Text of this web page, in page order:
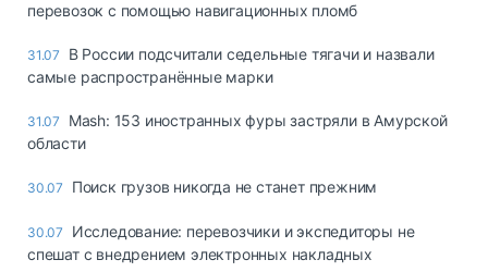
перевозок с помощью навигационных пломб
31.07
В России подсчитали седельные тягачи и назвали
самые распространённые марки
31.07
Mash: 153 иностранных фуры застряли в Амурской
области
30.07 Поиск грузов никогда не станет прежним
30.07
Исследование: перевозчики и экспедиторы не
спешат с внедрением электронных накладных